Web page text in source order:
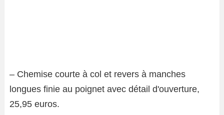
– Chemise courte à col et revers à manches
longues finie au poignet avec détail d'ouverture,
25,95 euros.